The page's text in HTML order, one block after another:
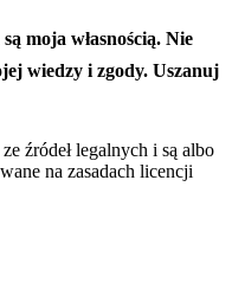
moja własnością. Nie
wiedzy i zgody. Uszanuj
źródeł legalnych i są albo
na zasadach licencji